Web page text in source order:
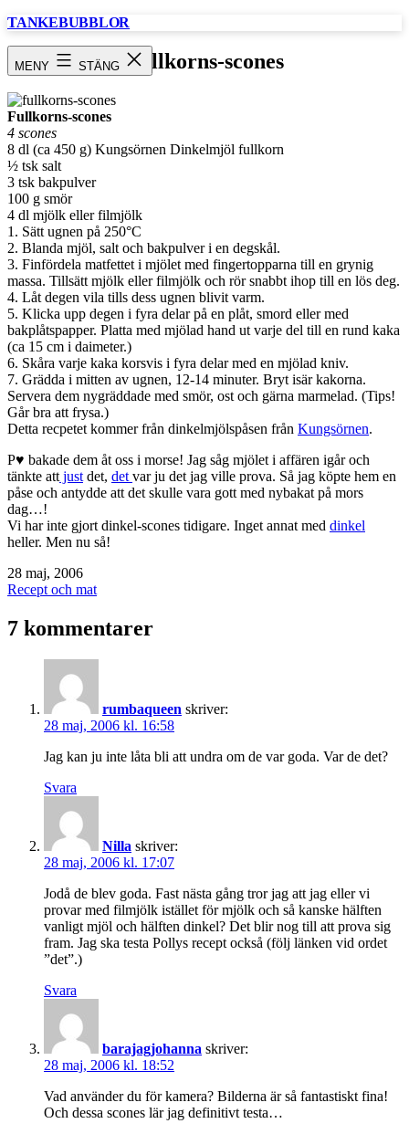
Hoppa
TANKEBUBBLOR
MENY STÄNG Fullkorns-scones
Fullkorns-scones
4 scones
8 dl (ca 450 g) Kungsörnen Dinkelmjöl fullkorn
½ tsk salt
3 tsk bakpulver
100 g smör
4 dl mjölk eller filmjölk
1. Sätt ugnen på 250°C
2. Blanda mjöl, salt och bakpulver i en degskål.
3. Finfördela matfettet i mjölet med fingertopparna till en grynig
massa. Tillsätt mjölk eller filmjölk och rör snabbt ihop till en lös deg.
4. Låt degen vila tills dess ugnen blivit varm.
5. Klicka upp degen i fyra delar på en plåt, smord eller med
bakplåtspapper. Platta med mjölad hand ut varje del till en rund kaka
(ca 15 cm i daimeter.)
6. Skåra varje kaka korsvis i fyra delar med en mjölad kniv.
7. Grädda i mitten av ugnen, 12-14 minuter. Bryt isär kakorna.
Servera dem nygräddade med smör, ost och gärna marmelad. (Tips!
Går bra att frysa.)
Detta recpetet kommer från dinkelmjölspåsen från Kungsörnen.
P♥ bakade dem åt oss i morse! Jag såg mjölet i affären igår och
tänkte att just det, det var ju det jag ville prova. Så jag köpte hem en
påse och antydde att det skulle vara gott med nybakat på mors
dag…!
Vi har inte gjort dinkel-scones tidigare. Inget annat med dinkel
heller. Men nu så!
Publicerat
den
28 maj, 2006
Kategoriserat
Recept och mat
7 kommentarer
rumbaqueen skriver:
28 maj, 2006 kl. 16:58
Jag kan ju inte låta bli att undra om de var goda. Var de det?
Svara
Nilla skriver:
28 maj, 2006 kl. 17:07
Jodå de blev goda. Fast nästa gång tror jag att jag eller vi
provar med filmjölk istället för mjölk och så kanske hälften
vanligt mjöl och hälften dinkel? Det blir nog till att prova sig
fram. Jag ska testa Pollys recept också (följ länken vid ordet
”det”.)
Svara
barajagjohanna skriver:
28 maj, 2006 kl. 18:52
Vad använder du för kamera? Bilderna är så fantastiskt fina!
Och dessa scones lär jag definitivt testa…